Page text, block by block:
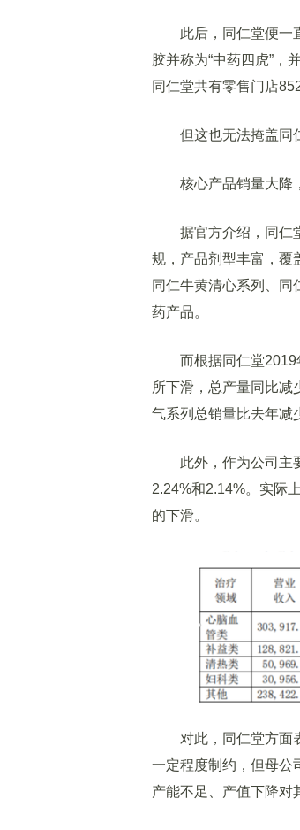
此后，同仁堂便一直
胶并称为“中药四虎”，
同仁堂共有零售门店
但这也无法掩盖同仁
核心产品销量大降
据官方介绍，同仁堂
规，产品剂型丰富，覆
同仁牛黄清心系列、同
药产品。
而根据同仁堂2019年
所下滑，总产量同比减
气系列总销量比去年减
此外，作为公司主要
2.24%和2.14%。实际
的下滑。
对此，同仁堂方面表
一定程度制约，但母公
产能不足、产值下降对